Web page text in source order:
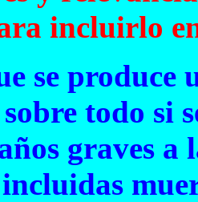
incluirlo
se
todo si
graves a